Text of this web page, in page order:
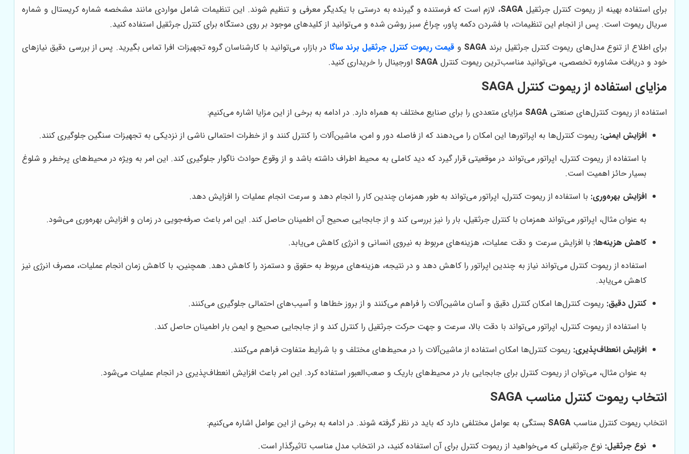
برای استفاده بهینه از ریموت کنترل جرثقیل SAGA، لازم است که فرستنده و گیرنده به درستی با یکدیگر معرفی و تنظیم شوند. این تنظیمات شامل مواردی مانند مشخصه شماره کریستال و شماره
سریال ریموت است. پس از انجام این تنظیمات، با فشردن دکمه پاور، چراغ سبز روشن شده و می‌توانید از کلیدهای موجود بر روی دستگاه برای کنترل جرثقیل استفاده کنید.
برای اطلاع از تنوع مدل‌های ریموت کنترل جرثقیل برند SAGA و قیمت ریموت کنترل جرثقیل برند ساگا در بازار، می‌توانید با کارشناسان گروه تجهیزات افرا تماس بگیرید. پس از بررسی دقیق نیازهای
خود و دریافت مشاوره تخصصی، می‌توانید مناسب‌ترین ریموت کنترل SAGA اورجینال را خریداری کنید.
مزایای استفاده از ریموت کنترل SAGA
استفاده از ریموت کنترل‌های صنعتی SAGA مزایای متعددی را برای صنایع مختلف به همراه دارد. در ادامه به برخی از این مزایا اشاره می‌کنیم:
افزایش ایمنی: ریموت کنترل‌ها به اپراتورها این امکان را می‌دهند که از فاصله دور و امن، ماشین‌آلات را کنترل کنند و از خطرات احتمالی ناشی از نزدیکی به تجهیزات سنگین جلوگیری کنند.
با استفاده از ریموت کنترل، اپراتور می‌تواند در موقعیتی قرار گیرد که دید کاملی به محیط اطراف داشته باشد و از وقوع حوادث ناگوار جلوگیری کند. این امر به ویژه در محیط‌های پرخطر و شلوغ
بسیار حائز اهمیت است.
افزایش بهره‌وری: با استفاده از ریموت کنترل، اپراتور می‌تواند به طور همزمان چندین کار را انجام دهد و سرعت انجام عملیات را افزایش دهد.
به عنوان مثال، اپراتور می‌تواند همزمان با کنترل جرثقیل، بار را نیز بررسی کند و از جابجایی صحیح آن اطمینان حاصل کند. این امر باعث صرفه‌جویی در زمان و افزایش بهره‌وری می‌شود.
کاهش هزینه‌ها: با افزایش سرعت و دقت عملیات، هزینه‌های مربوط به نیروی انسانی و انرژی کاهش می‌یابد.
استفاده از ریموت کنترل می‌تواند نیاز به چندین اپراتور را کاهش دهد و در نتیجه، هزینه‌های مربوط به حقوق و دستمزد را کاهش دهد. همچنین، با کاهش زمان انجام عملیات، مصرف انرژی نیز
کاهش می‌یابد.
کنترل دقیق: ریموت کنترل‌ها امکان کنترل دقیق و آسان ماشین‌آلات را فراهم می‌کنند و از بروز خطاها و آسیب‌های احتمالی جلوگیری می‌کنند.
با استفاده از ریموت کنترل، اپراتور می‌تواند با دقت بالا، سرعت و جهت حرکت جرثقیل را کنترل کند و از جابجایی صحیح و ایمن بار اطمینان حاصل کند.
افزایش انعطاف‌پذیری: ریموت کنترل‌ها امکان استفاده از ماشین‌آلات را در محیط‌های مختلف و با شرایط متفاوت فراهم می‌کنند.
به عنوان مثال، می‌توان از ریموت کنترل برای جابجایی بار در محیط‌های باریک و صعب‌العبور استفاده کرد. این امر باعث افزایش انعطاف‌پذیری در انجام عملیات می‌شود.
انتخاب ریموت کنترل مناسب SAGA
انتخاب ریموت کنترل مناسب SAGA بستگی به عوامل مختلفی دارد که باید در نظر گرفته شوند. در ادامه به برخی از این عوامل اشاره می‌کنیم:
نوع جرثقیل: نوع جرثقیلی که می‌خواهید از ریموت کنترل برای آن استفاده کنید، در انتخاب مدل مناسب تاثیرگذار است.